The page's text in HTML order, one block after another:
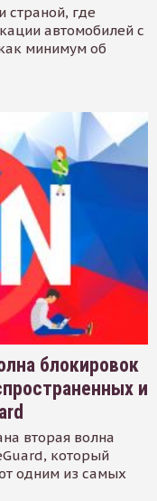
страной, где
автомобилей с
минимум об
блокировок
и
вторая волна
который
одним из самых